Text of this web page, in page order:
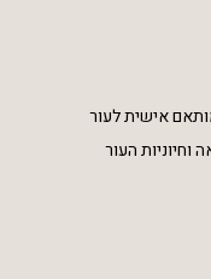
אישית לעור
העור